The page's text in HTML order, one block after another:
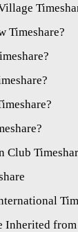
Timeshare?
Club
Inherited from